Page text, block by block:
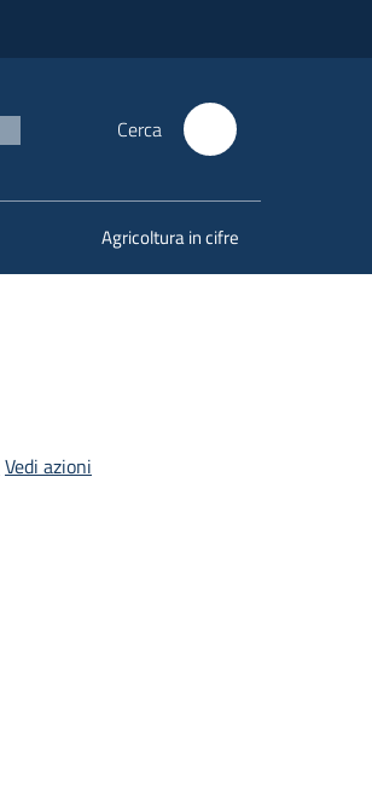
Cerca
Agricoltura in cifre
Vedi azioni